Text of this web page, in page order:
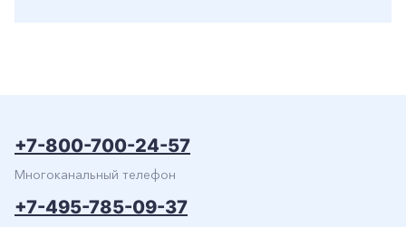
+7-800-700-24-57
Многоканальный телефон
+7-495-785-09-37